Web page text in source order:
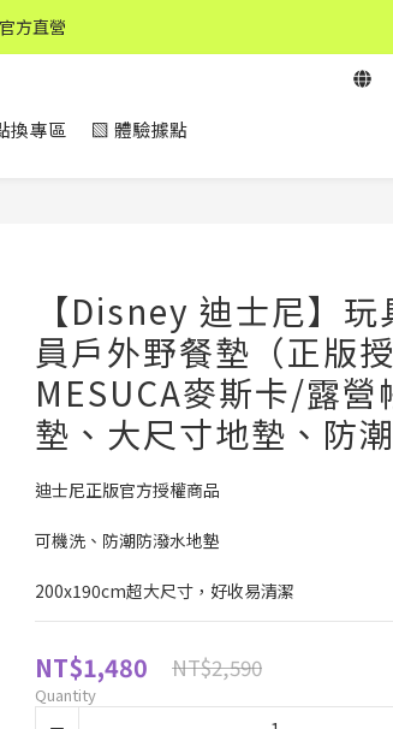
方直營
運 ↘
換專區 ▧ 體驗據點
【Disney 迪士尼】玩
員戶外野餐墊（正版
MESUCA麥斯卡/露營
墊、大尺寸地墊、防潮
迪士尼正版官方授權商品
可機洗、防潮防潑水地墊
200x190cm超大尺寸，好收易清潔
NT$1,480 NT$2,590
Quantity